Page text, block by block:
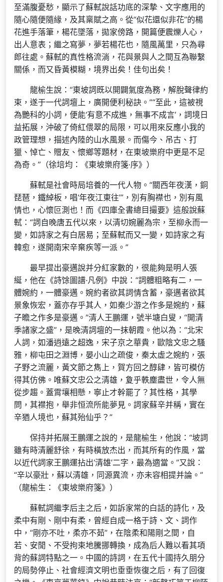
至滿腹憂愁，顯示了蘇軾說話功底的深摯、文字應用的
隨心隨便隨緣，及其稟賦之高。從“似花還似非花”的楊
花進手落筆，楊花墜落，拋家傍路，開篇便震爍人心，
出人意表；繼之寫夢，夢若楊花也，隨風萬里，只為尋
郎往處。蘇軾的真性格流淌，花與景與人之間互為聯繫
關係，而又昏黃模糊，境界出矣！佳句出矣！
龍榆生說：“東坡詞既以開闢氣度為務，解脫聲律約
束，遂于一代詞壇上，廣開便利秘訣。”“至此，這被視
為艷科的小詞，便能‘有意不成進，無事不成言’，詞境日
益拓展，沖破了倚紅偎翠的局限，可以用來反應小我的
政管理想，描述內陸的山水風景。而傷今、吊古、打
獵、悼亡、贈友、懷鄉等題材，在東坡樂府中更是不足
為奇。”（徐培均：《東坡樂府箋·序》）
蘇軾是社會時局培養的一代人物。“關西年夜漢，銅
琵琶，鐵綽板，唱‘年夜江東往’”，別有胸襟也，別有風
情也，心懷叵測也！而《四庫全書總目撮要》這般說蘇
軾：“詞自晚唐五代以來，以清切婉麗為宗，至柳永而一
變，如詩家之有白居易；至蘇軾而又一變，如詩家之有
韓愈，遂開南宋辛棄疾等一派。”
最早提出豪邁說并分紅家數的，很能夠是明人張
綖，他在《詩馀圖譜·凡例》中說：“詞體粗略有二，一
體婉約，一體豪邁。婉約者欲其詞情含蓄，豪邁者欲其
景象恢宏，蓋亦存乎其人，如秦少游之作多是婉約，蘇
子瞻之作多是豪邁。”清人王鵬運，號半塘白叟，“開清
季諸家之盛”，是晚清詞壇的一抹朝霞。他以為：“北宋
人詞，如潘逍遠之超逸，宋子京之華貴，歐陰文忠之騷
雅，柳屯田之淵博，晏小山之疏俊，秦太虛之婉約，張
子野之流麗，黃文節之雋上，賀方回之醇肆，皆可模仿
得其仿佛。唯蘇文忠公之清雄，夐乎軼塵盡世，令人無
從步趨。蓋霄壤相懸，寧止才幹罷了？其性格，其學
問，其襟抱，舉非恒流所能夢見。詞家蘇辛并稱，實在
辛猶人境也，蘇其殆仙乎？”
保持并拓展王鵬運之說的，是龍榆生，他說：“坡詞
雖有時清麗舒徐，有時橫放杰出，而其所有的作風，當
以近代詞家王鵬運拈出‘清雄’二字，最為適當。”又說：
“辛以豪壯，蘇以清雄，同源異流，亦未容相提并論。”
（龍榆生：《東坡樂府箋》）
蘇軾詞繼李后主之后，如訴家常的白話的詩化，及
柔中有剛、剛中有柔，曾經自成一格于詩、文、詞作
中，“剛亦不吐，柔亦不茹”，在陰柔和陽剛之間，自
若、安閒、不受拘束地騰挪轉換，成為后人難以看其項
背的蘇詞特點之一。中國的詩詞，在五代十國持久朋分
的局勢停止、社會經濟文明也垂垂恢復之后，有了回復